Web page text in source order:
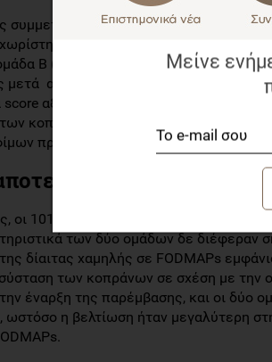
συμμετείχαν σε αυτήν την
σε δύο ομάδες: την ομάδα Α
Β (n=55) που ακολούθησε γενικές
μετά από μία 10ήμερη περίοδο
αξιολόγησης της σοβαρότητας
κοπράνων Bristol. ΟΙ ασθενείς
πριν και μετά την παρέμβαση.
οι 101 ολοκλήρωσαν την περίοδο της
των δύο ομάδων δε διέφεραν
δίαιτας χαμηλής σε FODMAPs
των κοπράνων σε σχέση με την
έναρξη της παρέμβασης, και οι δύο
ωστόσο η βελτίωση ήταν μεγαλύτερη
Μείνε